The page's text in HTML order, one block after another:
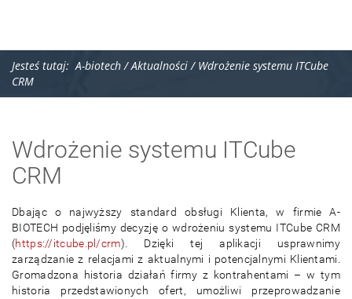
Jesteś tutaj:A-biotech/Aktualności/ Wdrożenie systemu ITCube
CRM
Wdrożenie systemu ITCube
CRM
Dbając o najwyższy standard obsługi Klienta, w firmie A-
BIOTECH podjęliśmy decyzję o wdrożeniu systemu ITCube CRM
(https://itcube.pl/crm). Dzięki tej aplikacji usprawnimy
zarządzanie z relacjami z aktualnymi i potencjalnymi Klientami.
Gromadzona historia działań firmy z kontrahentami – w tym
historia przedstawionych ofert, umożliwi przeprowadzanie